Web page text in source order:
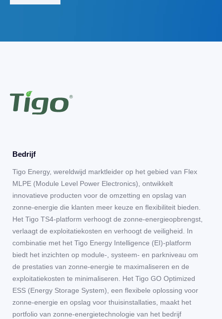
Bedrijf
Tigo Energy, wereldwijd marktleider op het gebied van Flex
MLPE (Module Level Power Electronics), ontwikkelt
innovatieve producten voor de omzetting en opslag van
zonne-energie die klanten meer keuze en flexibiliteit bieden.
Het Tigo TS4-platform verhoogt de zonne-energieopbrengst,
verlaagt de exploitatiekosten en verhoogt de veiligheid. In
combinatie met het Tigo Energy Intelligence (EI)-platform
biedt het inzichten op module-, systeem- en parkniveau om
de prestaties van zonne-energie te maximaliseren en de
exploitatiekosten te minimaliseren. Het Tigo GO Optimized
ESS (Energy Storage System), een flexibele oplossing voor
zonne-energie en opslag voor thuisinstallaties, maakt het
portfolio van zonne-energietechnologie van het bedrijf